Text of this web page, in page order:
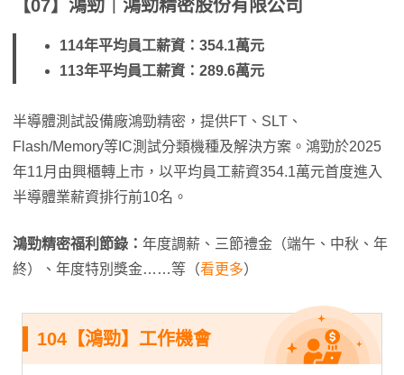
【07】鴻勁｜鴻勁精密股份有限公司
114年平均員工薪資：354.1萬元
113年平均員工薪資：289.6萬元
半導體測試設備廠鴻勁精密，提供FT、SLT、
Flash/Memory等IC測試分類機種及解決方案。鴻勁於2025
年11月由興櫃轉上市，以平均員工薪資354.1萬元首度進入
半導體業薪資排行前10名。
鴻勁精密福利節錄： 年度調薪、三節禮金（端午、中秋、年
終）、年度特別獎金……等（看更多）
104【鴻勁】工作機會